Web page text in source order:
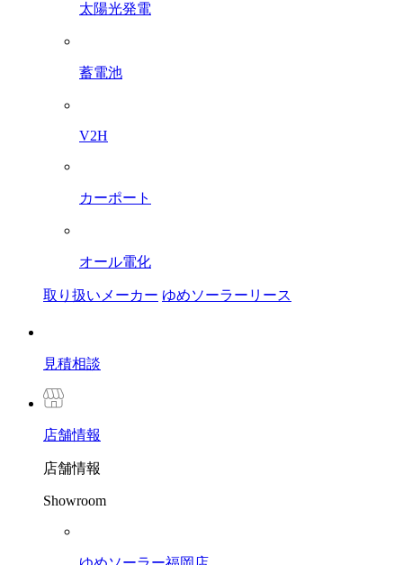
太陽光発電
蓄電池
V2H
カーポート
オール電化
取り扱いメーカー ゆめソーラーリース
見積相談
店舗情報
店舗情報
Showroom